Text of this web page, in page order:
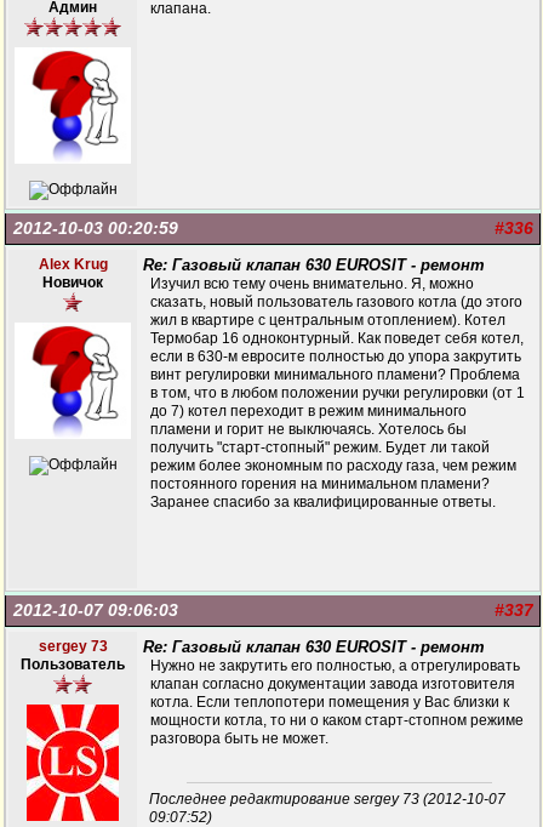
Админ клапана.
#336
2012-10-03 00:20:59
Alex Krug
Новичок
Re: Газовый клапан 630 EUROSIT - ремонт
Изучил всю тему очень внимательно. Я, можно
сказать, новый пользователь газового котла (до этого
жил в квартире с центральным отоплением). Котел
Термобар 16 одноконтурный. Как поведет себя котел,
если в 630-м евросите полностью до упора закрутить
винт регулировки минимального пламени? Проблема
в том, что в любом положении ручки регулировки (от 1
до 7) котел переходит в режим минимального
пламени и горит не выключаясь. Хотелось бы
получить "старт-стопный" режим. Будет ли такой
режим более экономным по расходу газа, чем режим
постоянного горения на минимальном пламени?
Заранее спасибо за квалифицированные ответы.
#337
2012-10-07 09:06:03
sergey 73
Пользователь
Re: Газовый клапан 630 EUROSIT - ремонт
Нужно не закрутить его полностью, а отрегулировать
клапан согласно документации завода изготовителя
котла. Если теплопотери помещения у Вас близки к
мощности котла, то ни о каком старт-стопном режиме
разговора быть не может.
Последнее редактирование sergey 73 (2012-10-07
09:07:52)